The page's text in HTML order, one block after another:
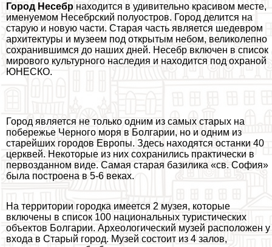
Город Несебр находится в удивительно красивом месте,
именуемом Несебрский полуостров. Город делится на
старую и новую части. Старая часть является шедевром
архитектуры и музеем под открытым небом, великолепно
сохранившимся до наших дней. Несебр включен в список
мирового культурного наследия и находится под охраной
ЮНЕСКО.
Город является не только одним из самых старых на
побережье Черного моря в Болгарии, но и одним из
старейших городов Европы. Здесь находятся останки 40
церквей. Некоторые из них сохранились пpaктически в
первозданном виде. Самая старая базилика «св. София»
была построена в 5-6 веках.
На территории городка имеется 2 музея, которые
включены в список 100 национальных туристических
объектов Болгарии. Археологический музей расположен у
входа в Старый город. Музей состоит из 4 залов,